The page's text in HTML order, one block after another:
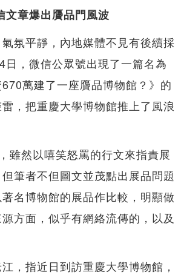
文章爆出贗品門風波
氛平靜，內地媒體不見有後續採
日，微信公眾號出現了一篇名為
670萬建了一座贗品博物館？》的
，把重慶大學博物館推上了風浪
雖然以嘻笑怒罵的行文來指責展
筆者不但圖文並茂點出展品問題
名博物館的展品作比較，明顯做
方面，似乎有網絡流傳的，以及
，指近日到訪重慶大學博物館，